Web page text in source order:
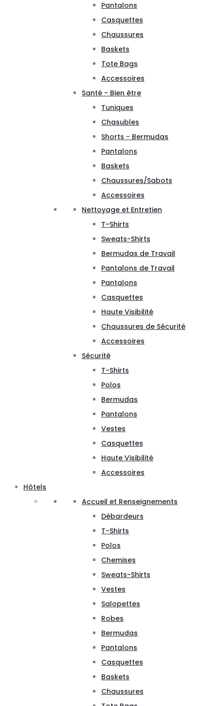
Pantalons
Casquettes
Chaussures
Baskets
Tote Bags
Accessoires
Santé - Bien être
Tuniques
Chasubles
Shorts - Bermudas
Pantalons
Baskets
Chaussures/Sabots
Accessoires
Nettoyage et Entretien
T-Shirts
Sweats-Shirts
Bermudas de Travail
Pantalons de Travail
Pantalons
Casquettes
Haute Visibilité
Chaussures de Sécurité
Accessoires
Sécurité
T-Shirts
Polos
Bermudas
Pantalons
Vestes
Casquettes
Haute Visibilité
Accessoires
Hôtels
Accueil et Renseignements
Débardeurs
T-Shirts
Polos
Chemises
Sweats-Shirts
Vestes
Salopettes
Robes
Bermudas
Pantalons
Casquettes
Baskets
Chaussures